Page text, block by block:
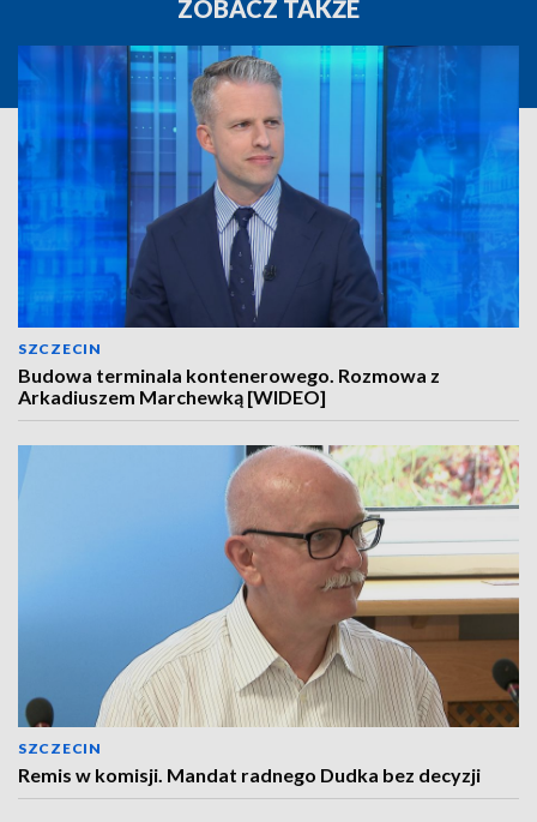
ZOBACZ TAKŻE
SZCZECIN
Budowa terminala kontenerowego. Rozmowa z
Arkadiuszem Marchewką [WIDEO]
SZCZECIN
Remis w komisji. Mandat radnego Dudka bez decyzji